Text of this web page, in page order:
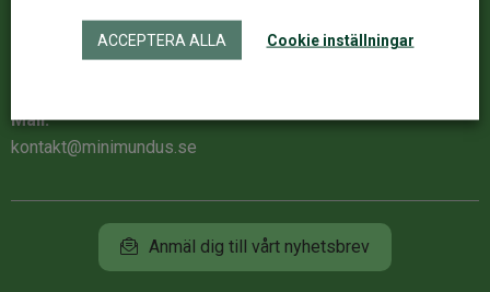
Kontaktuppgifter
073-021 67 83mellan
Mail:
kontakt@minimundus.se
Följ Minimundus
Anmäl dig till vårt nyhetsbrev
ACCEPTERA ALLA Cookie inställningar